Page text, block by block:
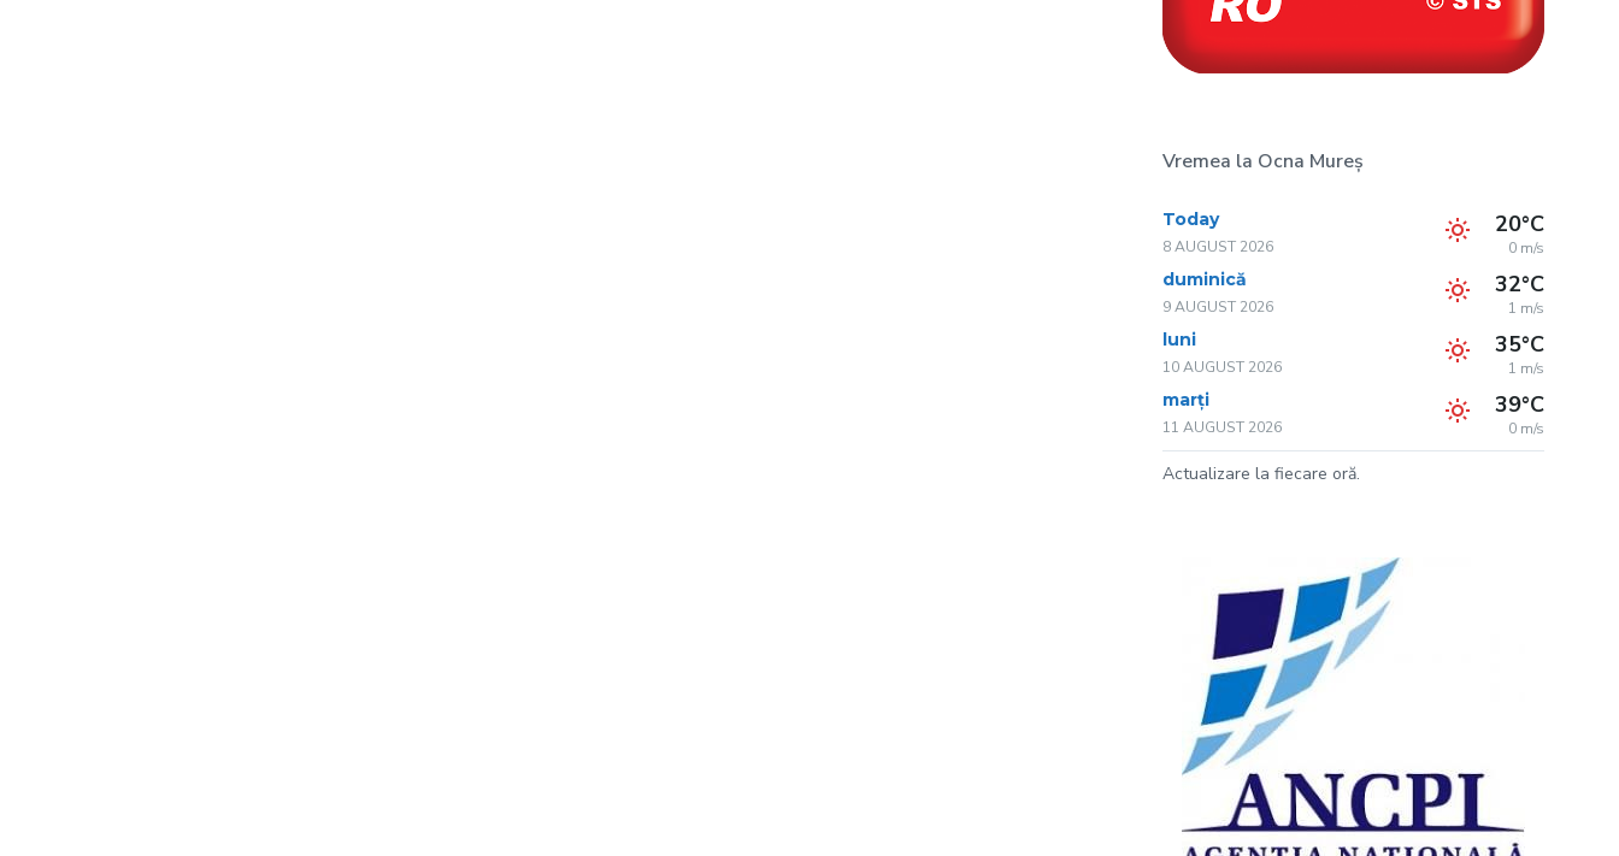
Vremea la Ocna Mureș
Today
8 AUGUST 2026
20°C
0 m/s
duminică
9 AUGUST 2026
32°C
1 m/s
luni
10 AUGUST 2026
35°C
1 m/s
marți
11 AUGUST 2026
39°C
0 m/s
Actualizare la fiecare oră.